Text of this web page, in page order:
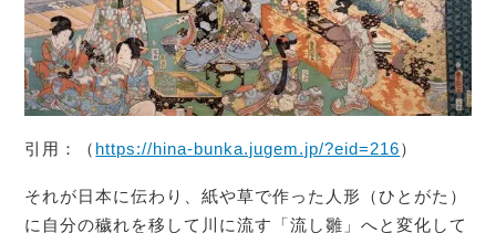
引用：（ https://hina-bunka.jugem.jp/?eid=216）
それが日本に伝わり、紙や草で作った人形（ひとがた）
に自分の穢れを移して川に流す「流し雛」へと変化して